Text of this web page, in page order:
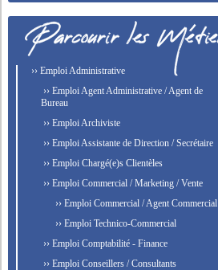
›› Emploi Administrative
›› Emploi Agent Administrative / Agent de
Bureau
›› Emploi Archiviste
›› Emploi Assistante de Direction / Secrétaire
›› Emploi Chargé(e)s Clientèles
›› Emploi Commercial / Marketing / Vente
›› Emploi Commercial / Agent Commercial
›› Emploi Technico-Commercial
›› Emploi Comptabilité - Finance
›› Emploi Conseillers / Consultants